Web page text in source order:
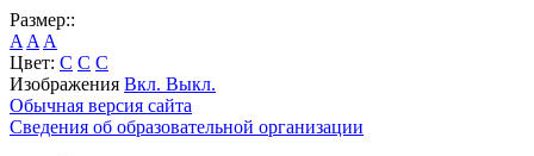
Размер::
A A A
Цвет: C C C
Изображения Вкл. Выкл.
Обычная версия сайта
Сведения об образовательной организации